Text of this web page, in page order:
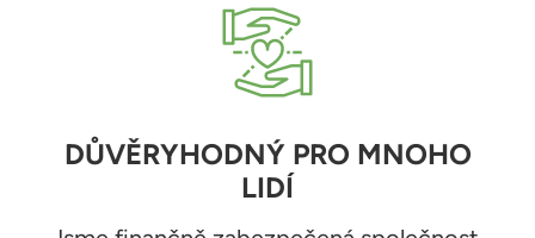
DŮVĚRYHODNÝ PRO MNOHO
LIDÍ